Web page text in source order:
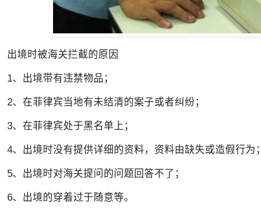
出境时被海关拦截的原因
1、出境带有违禁物品；
2、在菲律宾当地有未结清的案子或者纠纷；
3、在菲律宾处于黑名单上；
4、出境时没有提供详细的资料，资料由缺失或造假行为；
5、出境时对海关提问的问题回答不了；
6、出境的穿着过于随意等。